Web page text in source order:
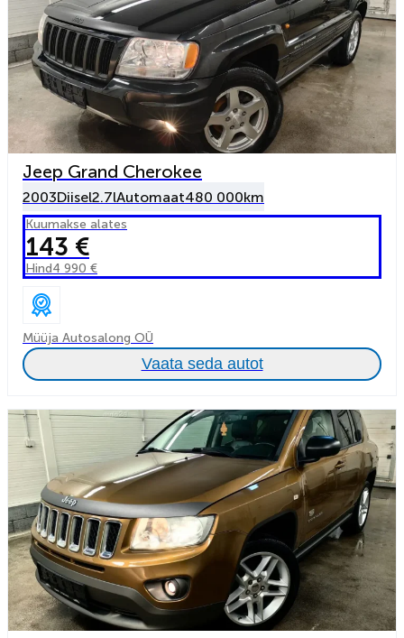
Jeep Grand Cherokee
2003Diisel2.7lAutomaat480 000km
Kuumakse alates
143 €
Hind4 990 €
Müüja Autosalong OÜ
Vaata seda autot